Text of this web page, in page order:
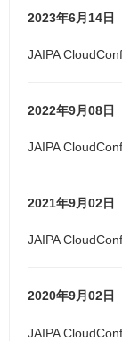
2023年6月14日
JAIPA
2022年9月08日
JAIPA
2021年9月02日
JAIPA
2020年9月02日
JAIPA